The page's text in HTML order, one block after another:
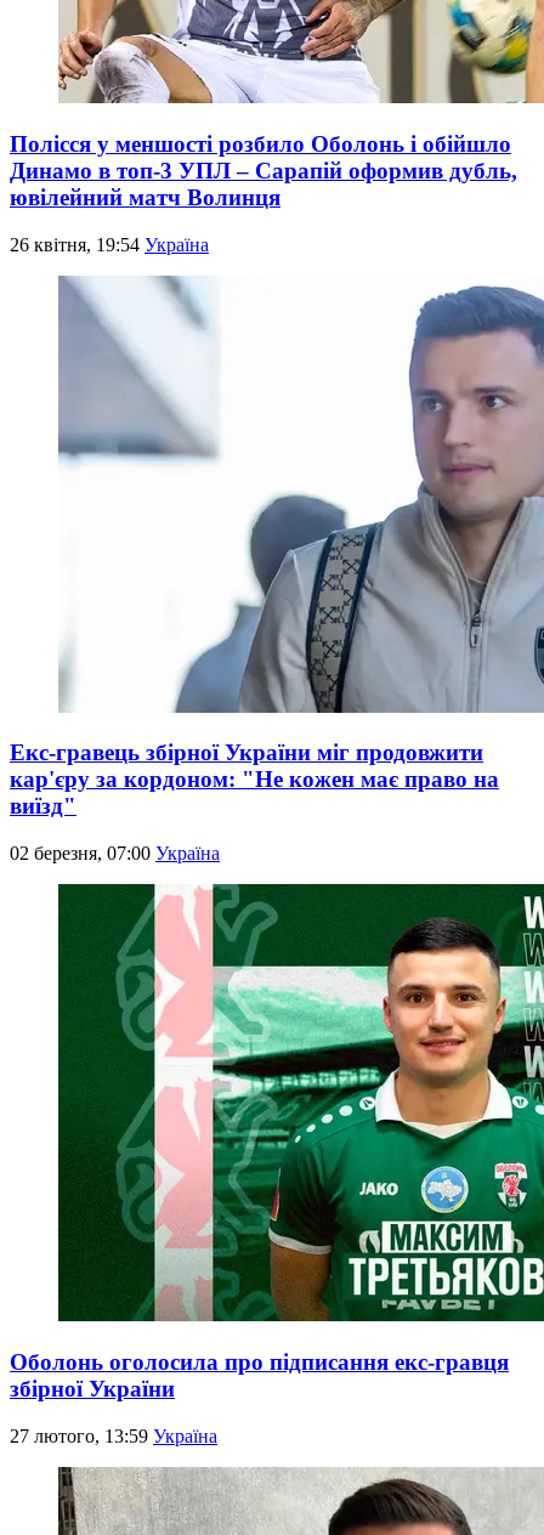
Полісся у меншості розбило Оболонь і обійшло
Динамо в топ-3 УПЛ – Сарапій оформив дубль,
ювілейний матч Волинця
26 квітня, 19:54 Україна
Екс-гравець збірної України міг продовжити
кар'єру за кордоном: "Не кожен має право на
виїзд"
02 березня, 07:00 Україна
Оболонь оголосила про підписання екс-гравця
збірної України
27 лютого, 13:59 Україна